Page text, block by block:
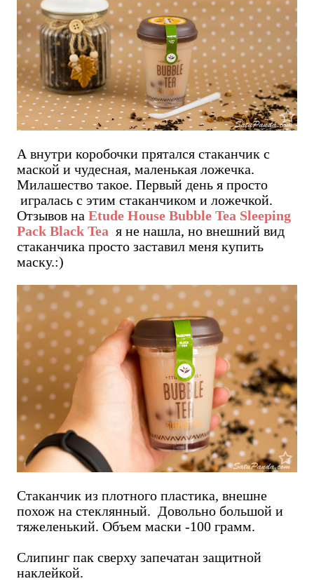
А внутри коробочки прятался стаканчик с
маской и чудесная, маленькая ложечка.
Милашество такое. Первый день я просто
игралась с этим стаканчиком и ложечкой.
Отзывов на Etude House Bubble Tea Sleeping
Pack Black Tea я не нашла, но внешний вид
стаканчика просто заставил меня купить
маску.:)
Стаканчик из плотного пластика, внешне
похож на стеклянный. Довольно большой и
тяжеленький. Объем маски -100 грамм.
Слипинг пак сверху запечатан защитной
наклейкой.